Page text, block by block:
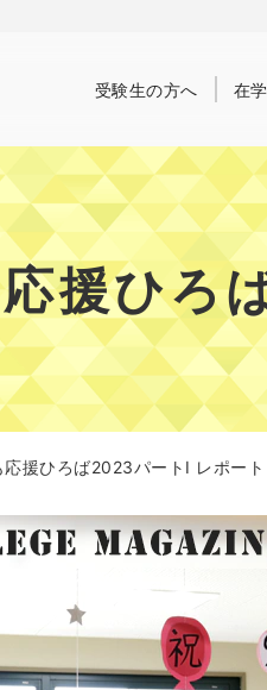
受験生の方へ 在
援ひろ
応援ひろば2023パートI レポート